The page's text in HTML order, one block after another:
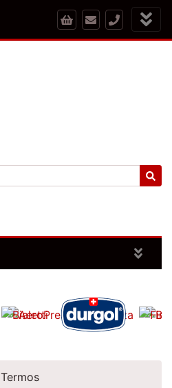
Termos